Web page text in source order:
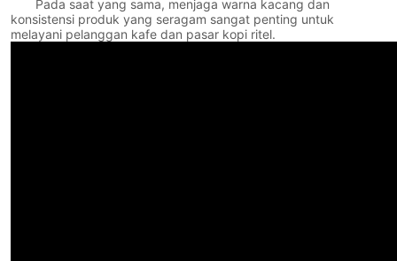
Pada saat yang sama, menjaga warna kacang dan
konsistensi produk yang seragam sangat penting untuk
melayani pelanggan kafe dan pasar kopi ritel.